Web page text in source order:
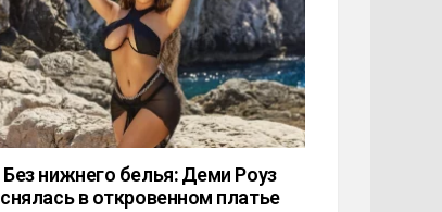
Без нижнего белья: Деми Роуз
снялась в откровенном платье